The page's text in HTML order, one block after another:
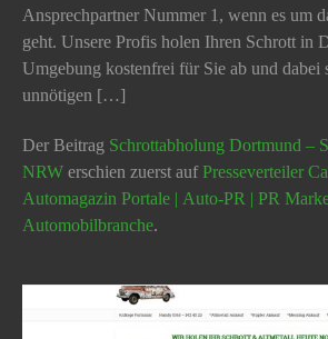
Ansprechpartner Nummer 1, wenn es um
geht. Unsere Profis holen Ihren Schrott in
Umgebung kostenfrei für Sie ab und dabei
unnötigen […]
Der Beitrag Schrottabholung Dortmund –
NRW erschien zuerst aufPresseverteiler
Automagazin Portale | Auto-PR | PR
Automobilbranche.